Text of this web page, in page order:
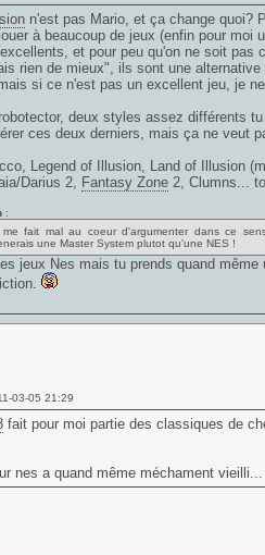
n'est pas Mario, et ça change quoi?
à beaucoup de jeux (enfin pour
et pour peu qu'on ne soit pas
rien de mieux", ils sont une
si ce n'est pas un excellent jeu, je
deux styles assez différents
ces deux derniers, mais ça ne veut
Legend of Illusion, Land of Illusion
Darius 2, Fantasy Zone2, Clumns...
:
fait mal au coeur d'argumenter dans ce
une Master System plutot qu'une NES !
jeux Nes mais tu prends quand
03-05 21:29
fait pour moi partie des classiques de
nes a quand même méchament